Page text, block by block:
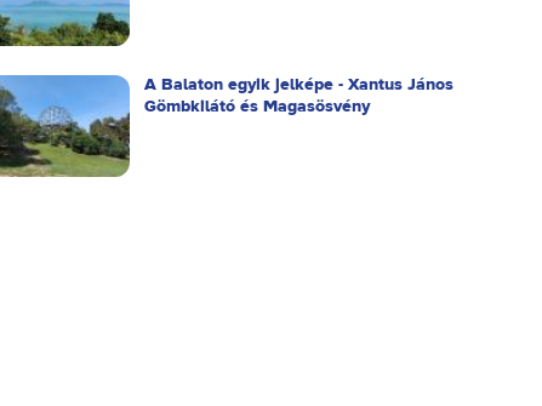
A Balaton egyik jelképe - Xantus János
Gömbkilátó és Magasösvény